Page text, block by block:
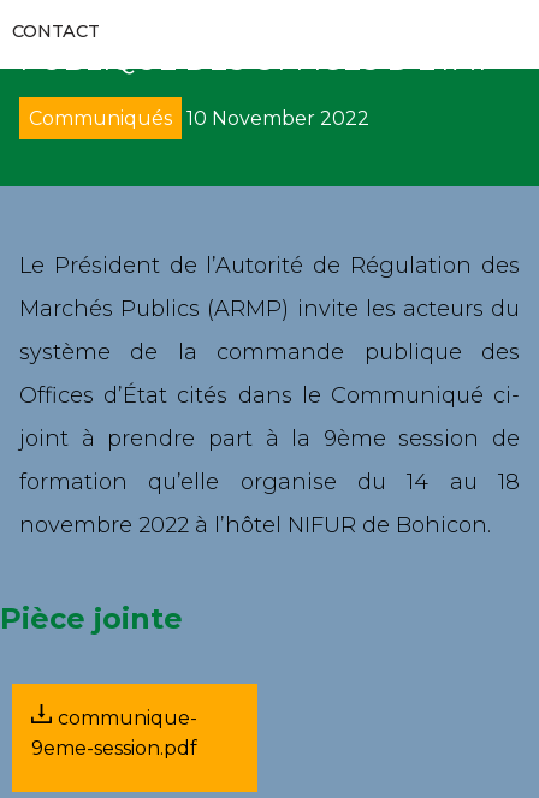
APPELS D’OFFRES
FORMATIONS
CODES DES MARCHÉS PUBLICS
DÉCRETS
ARRÊTÉS
RECOURS
DÉNONCIATION
SOLLICIATION DE CONCILIATION
ARBITRAGE
REMISE DE PÉNALITÉS
COLLECTE DE DONNÉES
VIDÉOS
CONTACT
SYSTEME DE LA COMMANDE
PUBLIQUE DES OFFICES D’ETAT
Communiqués 10 November 2022
Le Président de l’Autorité de Régulation des
Marchés Publics (ARMP) invite les acteurs du
système de la commande publique des
Offices d’État cités dans le Communiqué ci-
joint à prendre part à la 9ème session de
formation qu’elle organise du 14 au 18
novembre 2022 à l’hôtel NIFUR de Bohicon.
Pièce jointe
communique-
9eme-session.pdf